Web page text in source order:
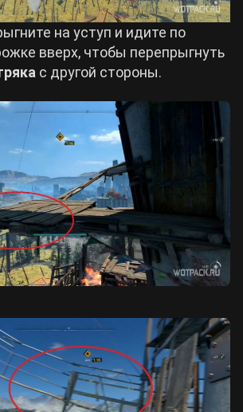
на уступ и идите по
вверх, чтобы перепрыгнуть
с другой стороны.